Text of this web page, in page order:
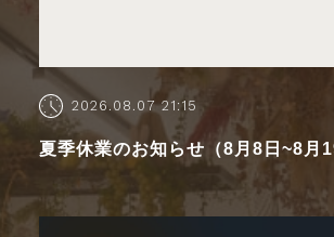
2026.08.07 21:15
夏季休業のお知らせ（8月8日~8月